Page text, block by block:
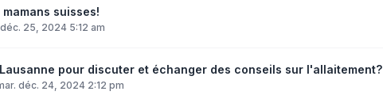
suisses!
25, 2024 5:12 am
pour discuter et échanger des conseils sur l'allaitement?
déc. 24, 2024 2:12 pm